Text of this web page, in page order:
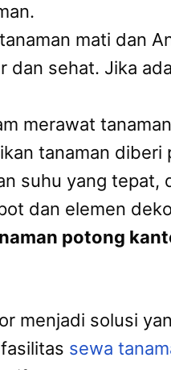
mati dan
sehat. Jika
merawat
tanaman
suhu yang tepat,
dan elemen
potong
menjadi solusi
sewa